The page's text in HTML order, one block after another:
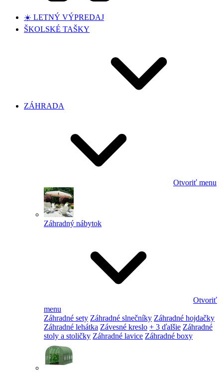
☀️ LETNÝ VÝPREDAJ
ŠKOLSKÉ TAŠKY
ZÁHRADA
Otvoriť menu
Záhradný nábytok
Otvoriť
menu
Záhradné sety Záhradné slnečníky Záhradné hojdačky
Záhradné lehátka Závesné kreslo + 3 ďalšie Záhradné
stoly a stoličky Záhradné lavice Záhradné boxy